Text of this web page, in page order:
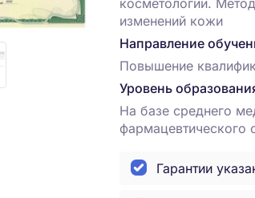
косметологии.
изменений кожи
Направление
Повышение
Уровень
На базе среднего
фармацевтического
Гарантии